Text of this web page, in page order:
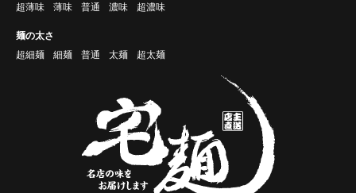
超薄味
薄味 普通 濃味 超濃味
麺の太さ
超細麺
細麺 普通 太麺 超太麺